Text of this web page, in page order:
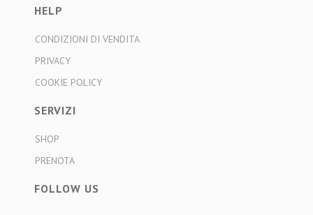
HELP
CONDIZIONI DI VENDITA
PRIVACY
COOKIE POLICY
SERVIZI
SHOP
PRENOTA
FOLLOW US